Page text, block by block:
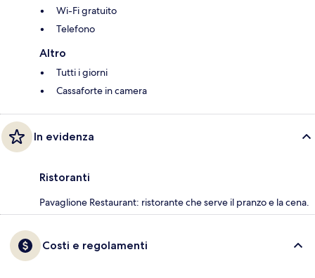
Wi-Fi gratuito
Telefono
Altro
Tutti i giorni
Cassaforte in camera
In evidenza
Ristoranti
Pavaglione Restaurant: ristorante che serve il pranzo e la cena.
Costi e regolamenti